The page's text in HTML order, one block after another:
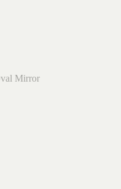
Mirror